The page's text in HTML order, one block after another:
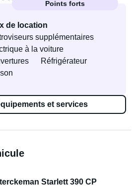
Points forts
de location
supplémentaires
à la voiture
Réfrigérateur
et services
Starlett 390 CP